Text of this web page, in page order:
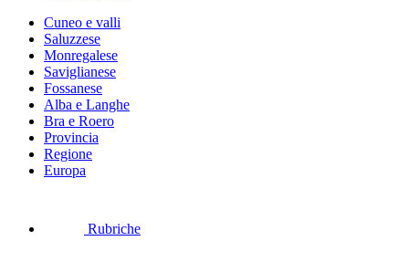
Cuneo e valli
Saluzzese
Monregalese
Saviglianese
Fossanese
Alba e Langhe
Bra e Roero
Provincia
Regione
Europa
Rubriche